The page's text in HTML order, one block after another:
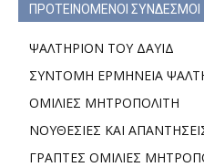
ΠΡΟΤΕΙΝΟΜΕΝΟΙ ΣΥΝΔΕΣΜΟΙ
ΨΑΛΤΗΡΙΟΝ ΤΟΥ ΔΑΥΙΔ
ΣΥΝΤΟΜΗ ΕΡΜΗΝΕΙΑ
ΟΜΙΛΙΕΣ ΜΗΤΡΟΠΟΛΙΤΗ
ΝΟΥΘΕΣΙΕΣ ΚΑΙ
ΓΡΑΠΤΕΣ ΟΜΙΛΙΕΣ